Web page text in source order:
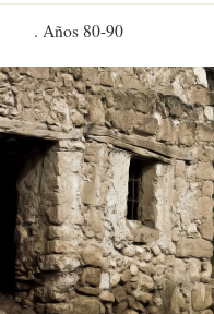
Años 80-90